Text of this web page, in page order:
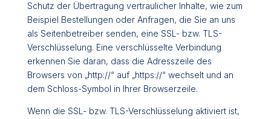
Schutz der Übertragung vertraulicher Inhalte, wie zum
Beispiel Bestellungen oder Anfragen, die Sie an uns
als Seitenbetreiber senden, eine SSL- bzw. TLS-
Verschlüsselung. Eine verschlüsselte Verbindung
erkennen Sie daran, dass die Adresszeile des
Browsers von „http://“ auf „https://“ wechselt und an
dem Schloss-Symbol in Ihrer Browserzeile.
Wenn die SSL- bzw. TLS-Verschlüsselung aktiviert ist,